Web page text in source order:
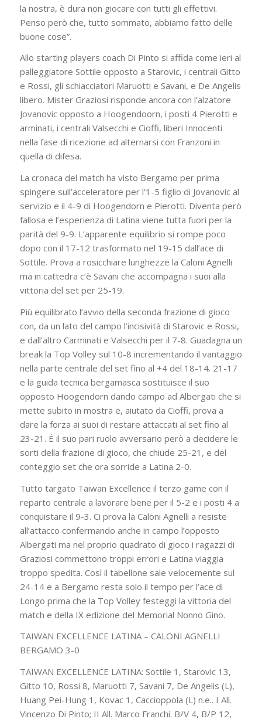
la nostra, è dura non giocare con tutti gli effettivi.
Penso però che, tutto sommato, abbiamo fatto delle
buone cose”.
Allo starting players coach Di Pinto si affida come ieri al
palleggiatore Sottile opposto a Starovic, i centrali Gitto
e Rossi, gli schiacciatori Maruotti e Savani, e De Angelis
libero. Mister Graziosi risponde ancora con l’alzatore
Jovanovic opposto a Hoogendoorn, i posti 4 Pierotti e
arminati, i centrali Valsecchi e Cioffi, liberi Innocenti
nella fase di ricezione ad alternarsi con Franzoni in
quella di difesa.
La cronaca del match ha visto Bergamo per prima
spingere sull’acceleratore per l’1-5 figlio di Jovanovic al
servizio e il 4-9 di Hoogendorn e Pierotti. Diventa però
fallosa e l’esperienza di Latina viene tutta fuori per la
parità del 9-9. L’apparente equilibrio si rompe poco
dopo con il 17-12 trasformato nel 19-15 dall’ace di
Sottile. Prova a rosicchiare lunghezze la Caloni Agnelli
ma in cattedra c’è Savani che accompagna i suoi alla
vittoria del set per 25-19.
Più equilibrato l’avvio della seconda frazione di gioco
con, da un lato del campo l’incisività di Starovic e Rossi,
e dall’altro Carminati e Valsecchi per il 7-8. Guadagna un
break la Top Volley sul 10-8 incrementando il vantaggio
nella parte centrale del set fino al +4 del 18-14. 21-17
e la guida tecnica bergamasca sostituisce il suo
opposto Hoogendorn dando campo ad Albergati che si
mette subito in mostra e, aiutato da Cioffi, prova a
dare la forza ai suoi di restare attaccati al set fino al
23-21. È il suo pari ruolo avversario però a decidere le
sorti della frazione di gioco, che chiude 25-21, e del
conteggio set che ora sorride a Latina 2-0.
Tutto targato Taiwan Excellence il terzo game con il
reparto centrale a lavorare bene per il 5-2 e i posti 4 a
conquistare il 9-3. Ci prova la Caloni Agnelli a resiste
all’attacco confermando anche in campo l’opposto
Albergati ma nel proprio quadrato di gioco i ragazzi di
Graziosi commettono troppi errori e Latina viaggia
troppo spedita. Così il tabellone sale velocemente sul
24-14 e a Bergamo resta solo il tempo per l’ace di
Longo prima che la Top Volley festeggi la vittoria del
match e della IX edizione del Memorial Nonno Gino.
TAIWAN EXCELLENCE LATINA – CALONI AGNELLI
BERGAMO 3-0
TAIWAN EXCELLENCE LATINA: Sottile 1, Starovic 13,
Gitto 10, Rossi 8, Maruotti 7, Savani 7, De Angelis (L),
Huang Pei-Hung 1, Kovac 1, Caccioppola (L) n.e.. I All.
Vincenzo Di Pinto; II All. Marco Franchi. B/V 4, B/P 12,